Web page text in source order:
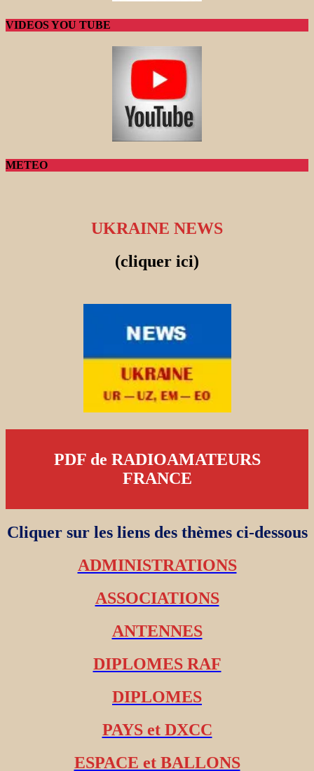
VIDEOS YOU TUBE
METEO
UKRAINE NEWS
(cliquer ici)
PDF de RADIOAMATEURS
FRANCE
Cliquer sur les liens des thèmes ci-dessous
ADMINISTRATIONS
ASSOCIATIONS
ANTENNES
DIPLOMES RAF
DIPLOMES
PAYS et DXCC
ESPACE et BALLONS